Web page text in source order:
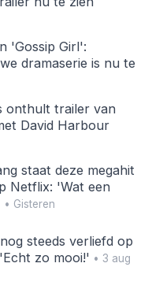
'Gossip Girl':
dramaserie is nu te
onthult trailer van
David Harbour
staat deze megahit
Netflix: 'Wat een
• Gisteren
steeds verliefd op
zo mooi!' • 3 aug